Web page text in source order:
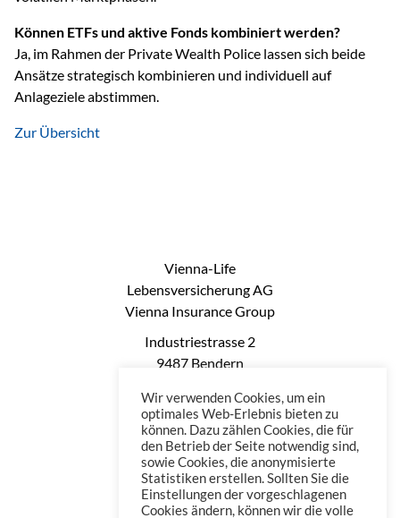
Können ETFs und aktive Fonds kombiniert werden?
Ja, im Rahmen der Private Wealth Police lassen sich beide
Ansätze strategisch kombinieren und individuell auf
Anlageziele abstimmen.
Zur Übersicht
Vienna-Life
Lebensversicherung AG
Vienna Insurance Group
Industriestrasse 2
9487 Bendern
Phone: +423 235 0660
Telefax: +423 235 0669
Mail: office@vienna-life.li
Wir verwenden Cookies, um ein
optimales Web-Erlebnis bieten zu
können. Dazu zählen Cookies, die für
den Betrieb der Seite notwendig sind,
sowie Cookies, die anonymisierte
Statistiken erstellen. Sollten Sie die
Einstellungen der vorgeschlagenen
Cookies ändern, können wir die volle